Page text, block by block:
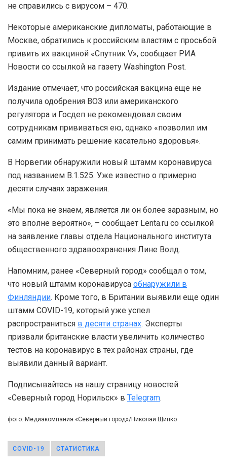
не справились с вирусом – 470.
Некоторые американские дипломаты, работающие в
Москве, обратились к российским властям с просьбой
привить их вакциной «Спутник V», сообщает РИА
Новости со ссылкой на газету Washington Post.
Издание отмечает, что российская вакцина еще не
получила одобрения ВОЗ или американского
регулятора и Госдеп не рекомендовал своим
сотрудникам прививаться ею, однако «позволил им
самим принимать решение касательно здоровья».
В Норвегии обнаружили новый штамм коронавируса
под названием В.1.525. Уже известно о примерно
десяти случаях заражения.
«Мы пока не знаем, является ли он более заразным, но
это вполне вероятно», – сообщает Lenta.ru со ссылкой
на заявление главы отдела Национального института
общественного здравоохранения Лине Волд.
Напомним, ранее «Северный город» сообщал о том,
что новый штамм коронавируса обнаружили в
Финляндии. Кроме того, в Британии выявили еще один
штамм COVID-19, который уже успел
распространиться в десяти странах. Эксперты
призвали британские власти увеличить количество
тестов на коронавирус в тех районах страны, где
выявили данный вариант.
Подписывайтесь на нашу страницу новостей
«Северный город Норильск» в Telegram.
фото: Медиакомпания «Северный город»/Николай Щипко
COVID-19 СТАТИСТИКА